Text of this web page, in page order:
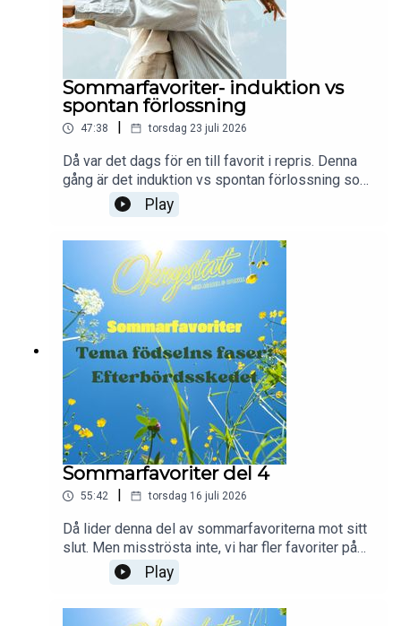
Sommarfavoriter- induktion vs
spontan förlossning
47:38 | torsdag 23 juli 2026
Då var det dags för en till favorit i repris. Denna
gång är det induktion vs spontan förlossning som
avhandlas. Enjoy!
Play
Sommarfavoriter del 4
55:42 torsdag 16 juli 2026
Då lider denna del av sommarfavoriterna mot sitt
slut. Men misströsta inte, vi har fler favoriter på
lager."Dags för den sista delen i vårt tema om
förlossningens faser. Tiden är kommen för
moderkakan att födas!"
Play